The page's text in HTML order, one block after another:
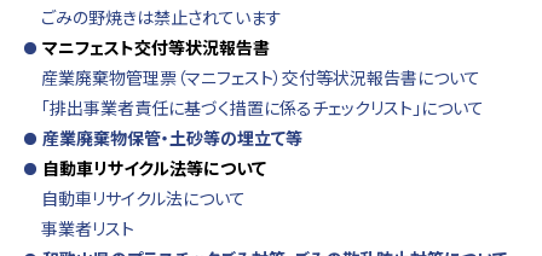
ごみの野焼きは禁止されています
マニフェスト交付等状況報告書
産業廃棄物管理票（マニフェスト）交付等状況報告書について
「排出事業者責任に基づく措置に係るチェックリスト」について
産業廃棄物保管・土砂等の埋立て等
自動車リサイクル法等について
自動車リサイクル法について
事業者リスト